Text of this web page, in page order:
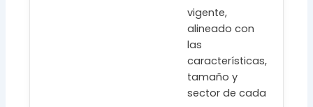
vigente,
alineado con
las
características,
tamaño y
sector de cada